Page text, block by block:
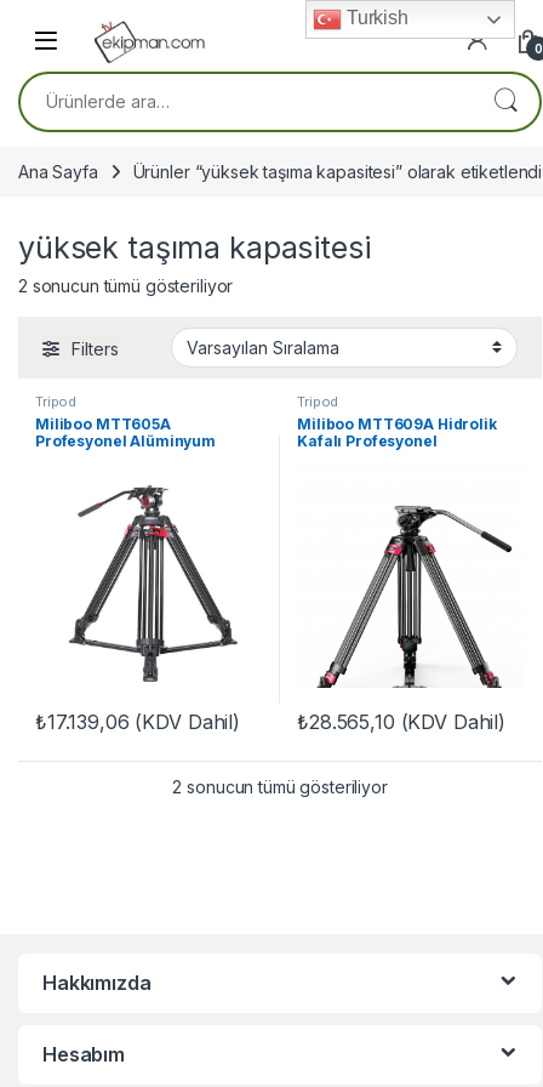
0
Ara:
Ana Sayfa Ürünler “yüksek taşıma kapasitesi” olarak etiketlendi
yüksek taşıma kapasitesi
2 sonucun tümü gösteriliyor
Filters
Tripod
Miliboo MTT605A
Profesyonel Alüminyum
₺17.139,06 (KDV Dahil)
Tripod
Miliboo MTT609A Hidrolik
Kafalı Profesyonel
₺28.565,10 (KDV Dahil)
2 sonucun tümü gösteriliyor
Hakkımızda
Hesabım
Turkish